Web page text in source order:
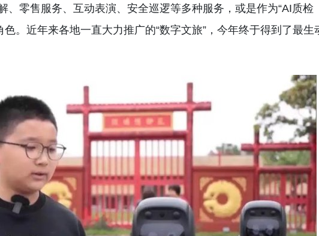
、零售服务、互动表演、安全巡逻等多种服务，或是作为“AI质检
色。近年来各地一直大力推广的“数字文旅”，今年终于得到了最生